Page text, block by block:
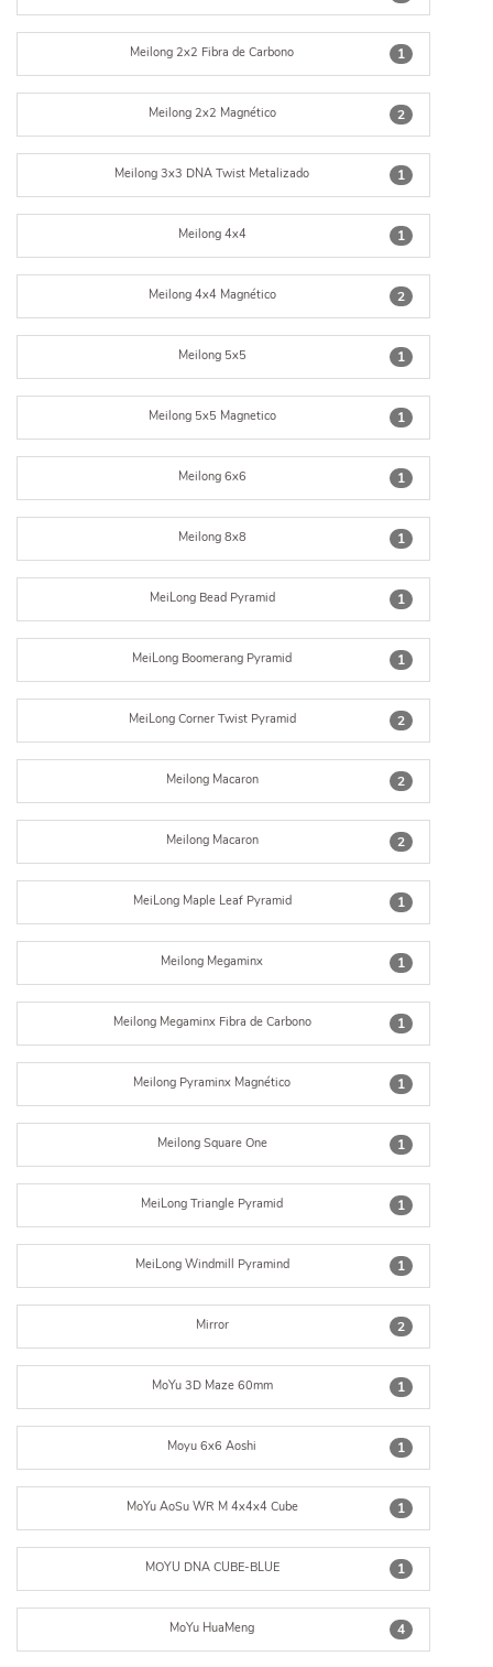
1
Meilong 2x2 Fibra de Carbono
2
Meilong 2x2 Magnético
1
Meilong 3x3 DNA Twist Metalizado
1
Meilong 4x4
2
Meilong 4x4 Magnético
1
Meilong 5x5
1
Meilong 5x5 Magnetico
1
Meilong 6x6
1
Meilong 8x8
1
MeiLong Bead Pyramid
1
MeiLong Boomerang Pyramid
2
MeiLong Corner Twist Pyramid
2
Meilong Macaron
2
Meilong Macaron
1
MeiLong Maple Leaf Pyramid
1
Meilong Megaminx
1
Meilong Megaminx Fibra de Carbono
1
Meilong Pyraminx Magnético
1
Meilong Square One
1
MeiLong Triangle Pyramid
1
MeiLong Windmill Pyramind
2
Mirror
1
MoYu 3D Maze 60mm
1
Moyu 6x6 Aoshi
1
MoYu AoSu WR M 4x4x4 Cube
1
MOYU DNA CUBE-BLUE
4
MoYu HuaMeng